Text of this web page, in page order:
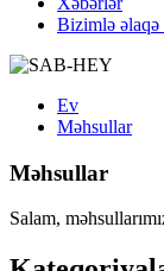
Bizimlə əlaqə
Ev
Məhsullar
Məhsullar
Salam,